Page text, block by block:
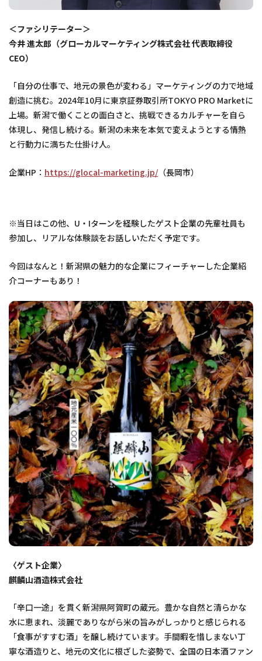
＜ファシリテーター＞
今井 進太郎（グローカルマーケティング株式会社 代表取締役
CEO）
「自分の仕事で、地元の景色が変わる」マーケティングの力で地域
創造に挑む。2024年10月に東京証券取引所TOKYO PRO Marketに
上場。新潟で働くことの面白さと、挑戦できるカルチャーを自ら
体現し、発信し続ける。新潟の未来を本気で変えようとする情熱
と行動力に満ちた仕掛け人。
企業HP： https://glocal-marketing.jp/ （長岡市）
※当日はこの他、U・Iターンを経験したゲスト企業の先輩社員も
参加し、リアルな体験談をお話しいただく予定です。
今回はなんと！新潟県の魅力的な企業にフィーチャーした企業紹
介コーナーもあり！
〈ゲスト企業〉
麒麟山酒造株式会社
「辛口一途」を貫く新潟県阿賀町の蔵元。豊かな自然と清らかな
水に恵まれ、淡麗でありながら米の旨みがしっかりと感じられる
「食事がすすむ酒」を醸し続けています。手間暇を惜しまない丁
寧な酒造りと、地元の文化に根ざした姿勢で、全国の日本酒ファン